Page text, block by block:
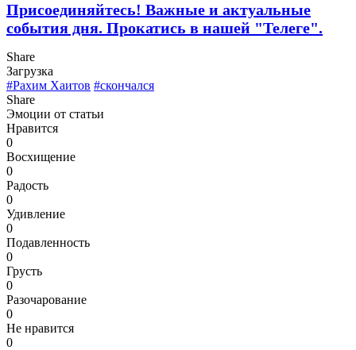
Присоединяйтесь! Важные и актуальные
события дня. Прокатись в нашей "Телеге".
Share
Загрузка
#Рахим Хаитов #скончался
Share
Эмоции от статьи
Нравится
0
Восхищение
0
Радость
0
Удивление
0
Подавленность
0
Грусть
0
Разочарование
0
Не нравится
0